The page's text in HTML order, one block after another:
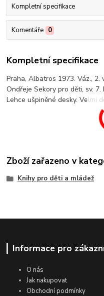
Kompletní specifikace
Komentáře 0
Kompletní specifikace
Praha, Albatros 1973. Váz., 2.
Ondřeje Sekory pro děti, sv.
Lehce ušpiněné desky. Velmi
Zboží zařazeno v
Knihy pro děti a mládež
Informace pro
O nás
Jak nakupovat
Obchodní podmínky